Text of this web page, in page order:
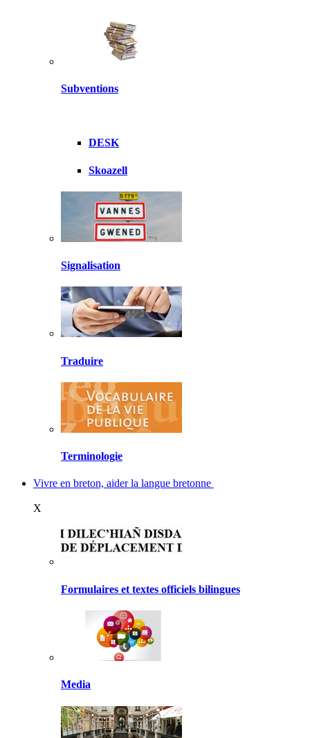
Subventions
DESK
Skoazell
Signalisation
Traduire
Terminologie
Vivre en breton, aider la langue bretonne
X
Formulaires et textes officiels bilingues
Media